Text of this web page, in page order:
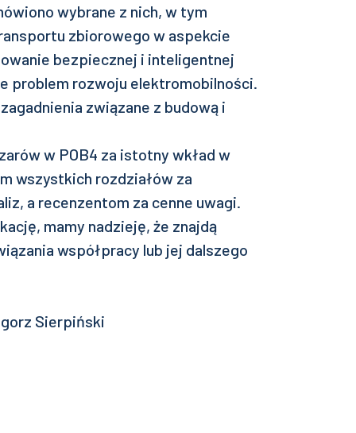
wybrane z nich, w tym
zbiorowego w aspekcie
bezpiecznej i inteligentnej
rozwoju elektromobilności.
związane z budową i
w POB4 za istotny wkład w
wszystkich rozdziałów za
a recenzentom za cenne uwagi.
mamy nadzieję, że znajdą
współpracy lub jej dalszego
Sierpiński